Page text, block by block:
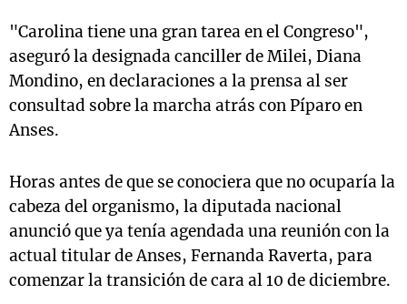
"Carolina tiene una gran tarea en el Congreso",
aseguró la designada canciller de Milei, Diana
Mondino, en declaraciones a la prensa al ser
consultad sobre la marcha atrás con Píparo en
Anses.
Horas antes de que se conociera que no ocuparía la
cabeza del organismo, la diputada nacional
anunció que ya tenía agendada una reunión con la
actual titular de Anses, Fernanda Raverta, para
comenzar la transición de cara al 10 de diciembre.